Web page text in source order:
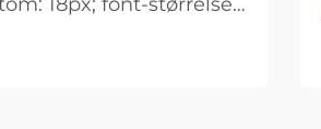
normal; } .blog-content